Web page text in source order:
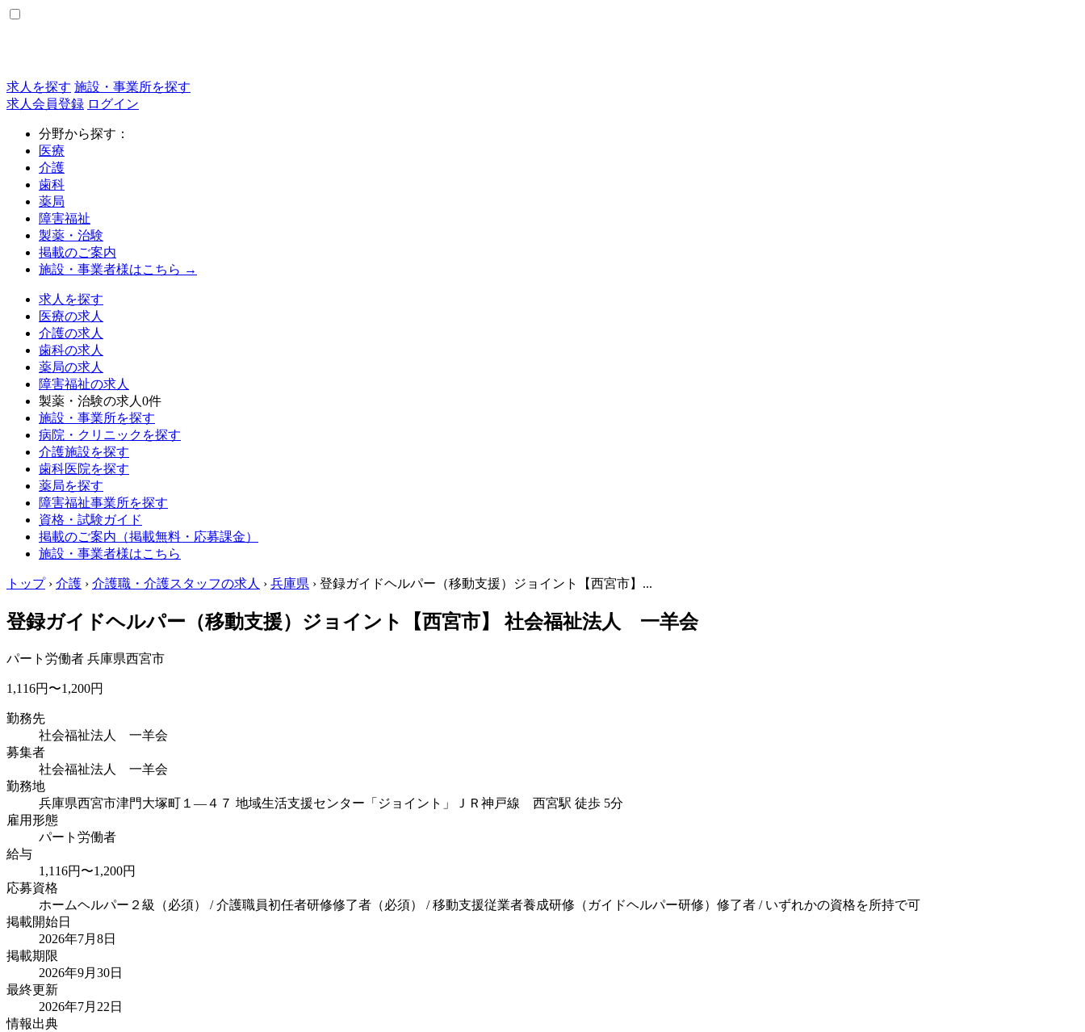
求人を探す 施設・事業所を探す
求人会員登録 ログイン
分野から探す：
医療
介護
歯科
薬局
障害福祉
製薬・治験
掲載のご案内
施設・事業者様はこちら →
求人を探す
医療の求人
介護の求人
歯科の求人
薬局の求人
障害福祉の求人
製薬・治験の求人 0件
施設・事業所を探す
病院・クリニックを探す
介護施設を探す
歯科医院を探す
薬局を探す
障害福祉事業所を探す
資格・試験ガイド
掲載のご案内（掲載無料・応募課金）
施設・事業者様はこちら
トップ › 介護 › 介護職・介護スタッフの求人 › 兵庫県 › 登録ガイドヘルパー（移動支援）ジョイント【西宮市】...
登録ガイドヘルパー（移動支援）ジョイント【西宮市】 社会福祉法人 一羊会
パート労働者 兵庫県西宮市
1,116円〜1,200円
勤務先
社会福祉法人 一羊会
募集者
社会福祉法人 一羊会
勤務地
兵庫県西宮市津門大塚町１―４７ 地域生活支援センター「ジョイント」
ＪＲ神戸線 西宮駅 徒歩 5分
雇用形態
パート労働者
給与
1,116円〜1,200円
応募資格
ホームヘルパー２級（必須） / 介護職員初任者研修修了者（必須） / 移動支援従業者養成研修（ガイドヘルパー研修）修了者 / いずれかの資格を所持で可
掲載開始日
2026年7月8日
掲載期限
2026年9月30日
最終更新
2026年7月22日
情報出典